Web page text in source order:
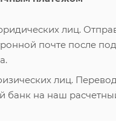
лиц.
почте после
лиц.
банк на наш